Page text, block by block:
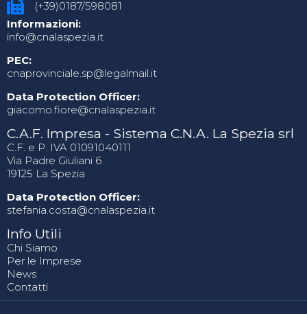
(+39)0187/598081
Informazioni:
info@cnalaspezia.it
PEC:
cnaprovinciale.sp@legalmail.it
Data Protection Officer:
giacomo.fiore@cnalaspezia.it
C.A.F. Impresa - Sistema C.N.A. La Spezia srl
C.F. e P. IVA 01091040111
Via Padre Giuliani 6
19125 La Spezia
Data Protection Officer:
stefania.costa@cnalaspezia.it
Info Utili
Chi Siamo
Per le Imprese
News
Contatti